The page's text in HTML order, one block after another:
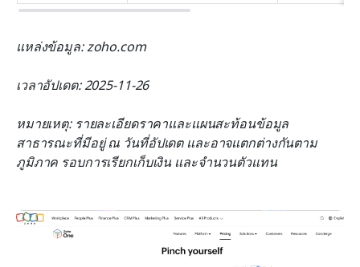
แหล่งข้อมูล: zoho.com
เวลาอัปเดต: 2025-11-26
หมายเหตุ: รายละเอียดราคาและแผนสะท้อนข้อมูล
สาธารณะที่มีอยู่ ณ วันที่อัปเดต และอาจแตกต่างกันตาม
ภูมิภาค รอบการเรียกเก็บเงิน และจำนวนตัวแทน